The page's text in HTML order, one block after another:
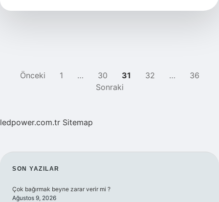
etkiler
YAZI
SAYFALAMASI
Önceki 1 … 30 31 32 …
36
Sonraki
ledpower.com.tr Sitemap
SIDEBAR
SON YAZILAR
Çok bağırmak beyne zarar verir mi ?
Ağustos 9, 2026